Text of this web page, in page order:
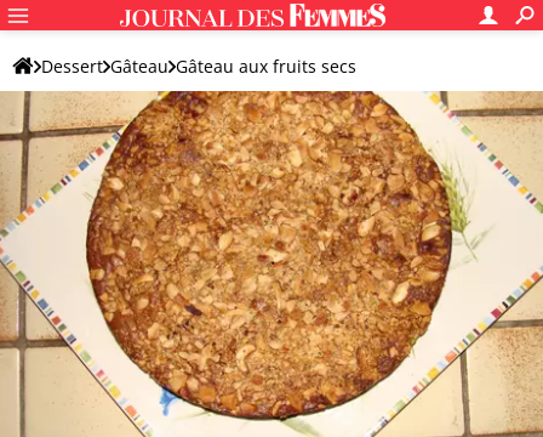
Dessert Gâteau Gâteau aux fruits secs
Autre gâteau aux fruits secs